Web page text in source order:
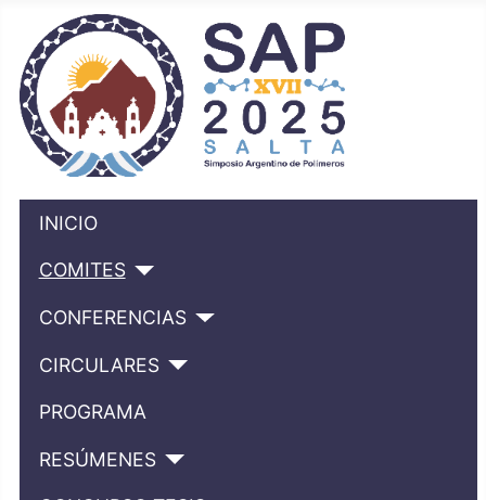
INICIO
COMITES
CONFERENCIAS
CIRCULARES
PROGRAMA
RESÚMENES